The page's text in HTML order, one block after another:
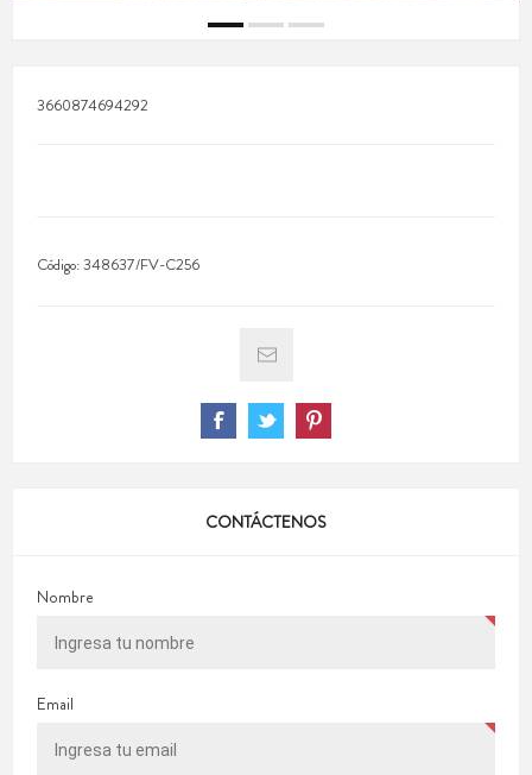
3660874694292
Código:348637/FV-C256
CONTÁCTENOS
Nombre
Email